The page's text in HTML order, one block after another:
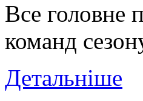
Все головне
команд
Детальніше